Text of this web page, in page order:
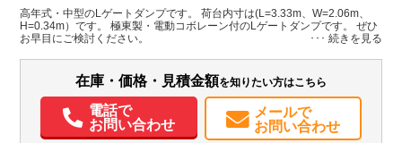
装備情報
パワステ 記録簿（一部含む）
高年式・中型のLゲートダンプです。 荷台内寸は(L=3.33m、W=2.06m、
H=0.34m）です。 極東製・電動コボレーン付のLゲートダンプです。 ぜひ
お早目にご検討ください。
在庫・価格・見積金額を知りたい方はこちら
電話で
お問い合わせ
メールで
お問い合わせ